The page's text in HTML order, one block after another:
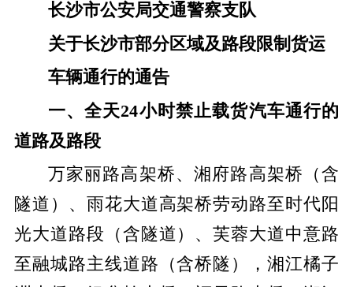
长沙市公安局交通警察支队
关于长沙市部分区域及路段限制货运
车辆通行的通告
一、全天24小时禁止载货汽车通行的
道路及路段
万家丽路高架桥、湘府路高架桥（含
隧道）、雨花大道高架桥劳动路至时代阳
光大道路段（含隧道）、芙蓉大道中意路
至融城路主线道路（含桥隧），湘江橘子